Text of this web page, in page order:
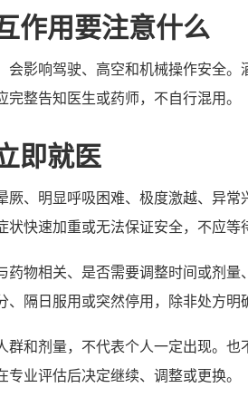
作用要注意什么
会影响驾驶、高空和机械操作安全
整告知医生或药师，不自行混用。
即就医
厥、明显呼吸困难、极度激越、异
快速加重或无法保证安全，不应等
药物相关、是否需要调整时间或剂
隔日服用或突然停用，除非处方明
群和剂量，不代表个人一定出现。
业评估后决定继续、调整或更换。